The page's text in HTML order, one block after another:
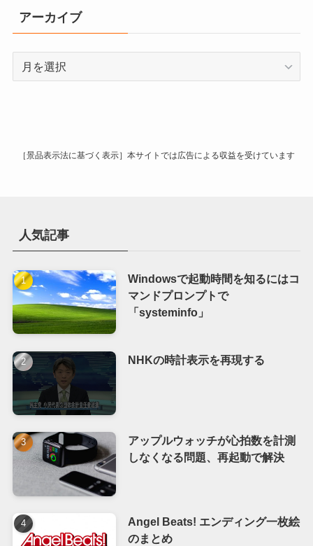
ー
アーカイブ
［景品表示法に基づく表示］本サイトでは広告による収益を受けています
人気記事
Windowsで起動時間を知るにはコ
マンドプロンプトで
「systeminfo」
NHKの時計表示を再現する
アップルウォッチが心拍数を計測
しなくなる問題、再起動で解決
Angel Beats! エンディング一枚絵
のまとめ